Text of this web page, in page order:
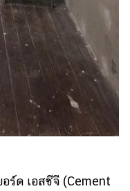
ด เอสซีจี (Cement